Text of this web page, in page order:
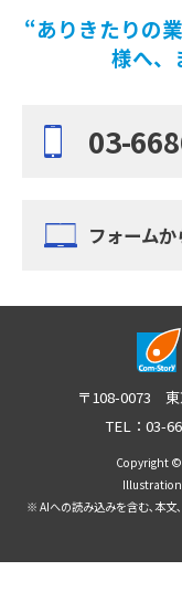
“ありきたりの
様へ、
03-
フォーム
〒108-0073
TEL：03-
Copyright ©
Illustration
※ AIへの読み込みを含む､本文